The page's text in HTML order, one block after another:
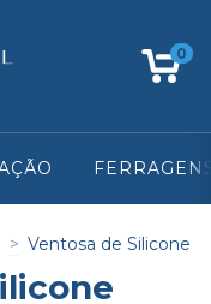
0
> Ventosa de Silicone